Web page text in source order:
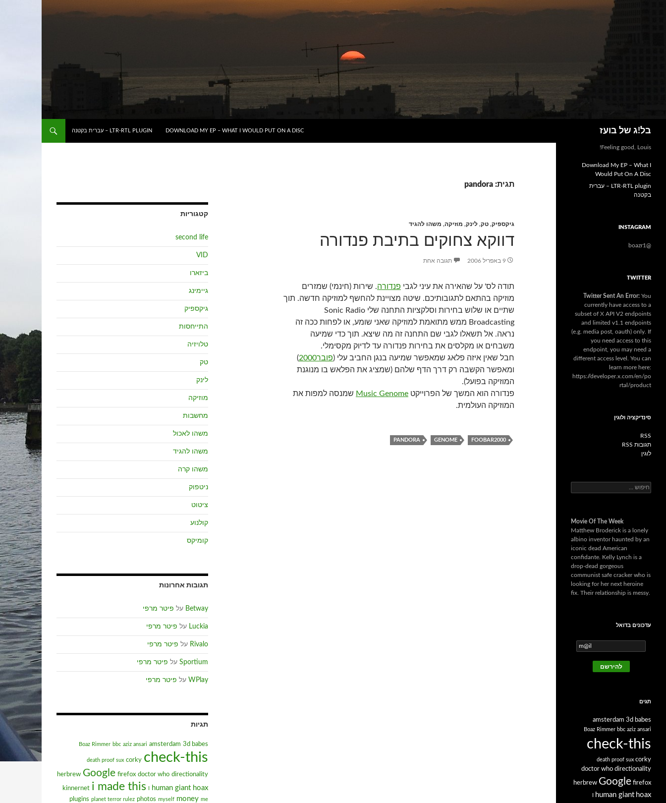
בל!ג של בועז
DOWNLOAD MY EP – WHAT I WOULD PUT ON A DISC
LTR-RTL PLUGIN – עברית בקטנה
תגית: pandora
גיקספיק, טק, לינק, מוזיקה, משהו להגיד
דווקא צחוקים בתיבת פנדורה
9 באפריל 2006 תגובה אחת
תודה לס' על שהאירה את עיני לגבי פנדורה. שירות (חינמי) שמזרים
מוזיקה בהתאם לתגובותיכם. שיטה מצויינת להחשף למוזיקה חדשה. תוך
שתיים או שלוש בחירות וסלקציות התחנה שלי Sonic Radio
Broadcasting ממש מתואמת למוזיקה שאני שומע, או לפחות ככה זה
נראה. אל תשאלו לגבי שם התחנה זה מה שיצא. תוך כדי שמיעה
משבחים או מקלסים את בחירות פנדורה עד לדיוק מקסימלי.
חבל שאין איזה פלאג שמאפשר שמיעה בנגן החביב עלי (פובר2000
)
ומאפשר הקשבה רק דרך הדף שלהם (שמציג את הפלאש בו מנוגנת
המוזיקה בפועל).
פנדורה הוא המשך של הפרוייקט Music Genome שמנסה למפות את
המוזיקה העולמית.
FOOBAR2000
GENOME
PANDORA
קטגוריות
second life
VID
ביזארו
גיימינג
גיקספיק
התייחסות
טלויזיה
טק
לינק
מוזיקה
מחשבות
משהו לאכול
משהו להגיד
משהו קרה
ניטפוק
ציטוט
קולנוע
קומיקס
תגובות אחרונות
Betway על פיטר מרפי
Luckia על פיטר מרפי
Rivalo על פיטר מרפי
Sportium על פיטר מרפי
WPlay על פיטר מרפי
תגיות
3d babes
amsterdam
aziz ansari
bbc
Boaz Rimmer
check-this
corky
death proof sux
directionality
doctor who
firefox
Google
herbrew
hoax
human giant
i made this
kinnernet
me
money
myself
photos
planet terror rulez
plugins
Feeling good, Louis!
Download My EP – What I
Would Put On A Disc
LTR-RTL plugin – עברית
בקטנה
INSTAGRAM
@boazr1
TWITTER
Twitter Sent An Error: You
currently have access to a
subset of X API V2 endpoints
and limited v1.1 endpoints
(e.g. media post, oauth) only. If
you need access to this
endpoint, you may need a
different access level. You can
learn more here:
https://developer.x.com/en/po
rtal/product
סינדיקציה ולוגין
RSS
תגובות RSS
לוגין
ח
י
Movie Of The Week
Matthew Broderick is a lonely
albino inventor haunted by an
iconic dead American
confidante. Kelly Lynch is a
drop-dead gorgeous
communist safe cracker who is
looking for her next heroine
fix. Their relationship is messy.
עדכונים בדואל
תגים
3d babes
amsterdam
aziz ansari
bbc
Boaz Rimmer
check-this
corky
death proof sux
directionality
doctor who
firefox
Google
herbrew
hoax
human giant